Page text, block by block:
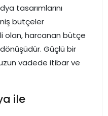
tasarımlarını
bütçeler
olan, harcanan bütçe
dönüşüdür. Güçlü bir
vadede itibar ve
ile